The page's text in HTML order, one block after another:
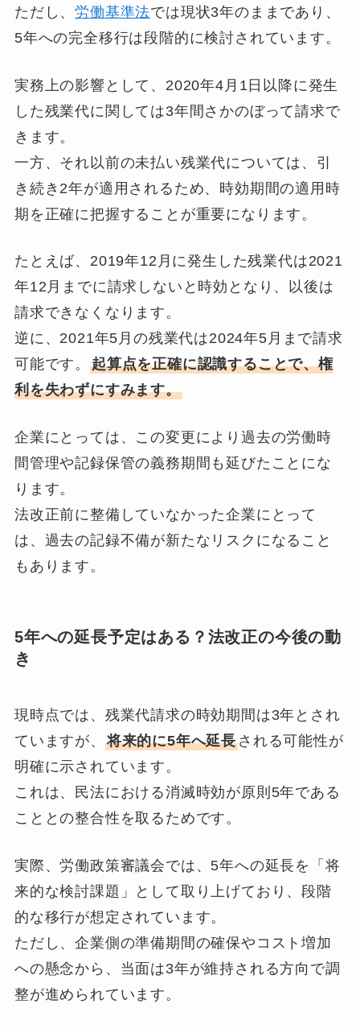
ただし、労働基準法では現状3年のままであり、
5年への完全移行は段階的に検討されています。
実務上の影響として、2020年4月1日以降に発生
した残業代に関しては3年間さかのぼって請求で
きます。
一方、それ以前の未払い残業代については、引
き続き2年が適用されるため、時効期間の適用時
期を正確に把握することが重要になります。
たとえば、2019年12月に発生した残業代は2021
年12月までに請求しないと時効となり、以後は
請求できなくなります。
逆に、2021年5月の残業代は2024年5月まで請求
可能です。 起算点を正確に認識することで、権
利を失わずにすみます。
企業にとっては、この変更により過去の労働時
間管理や記録保管の義務期間も延びたことにな
ります。
法改正前に整備していなかった企業にとって
は、過去の記録不備が新たなリスクになること
もあります。
5年への延長予定はある？法改正の今後の動
き
現時点では、残業代請求の時効期間は3年とされ
ていますが、 将来的に5年へ延長される可能性が
明確に示されています。
これは、民法における消滅時効が原則5年である
こととの整合性を取るためです。
実際、労働政策審議会では、5年への延長を「将
来的な検討課題」として取り上げており、段階
的な移行が想定されています。
ただし、企業側の準備期間の確保やコスト増加
への懸念から、当面は3年が維持される方向で調
整が進められています。